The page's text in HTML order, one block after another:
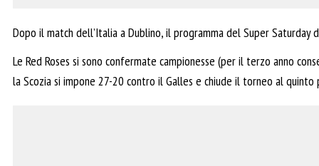
Dopo il match dell’Italia a Dublino, il programma del Super
Le Red Roses si sono confermate campionesse (per il terzo anno
la Scozia si impone 27-20 contro il Galles e chiude il torneo al quinto